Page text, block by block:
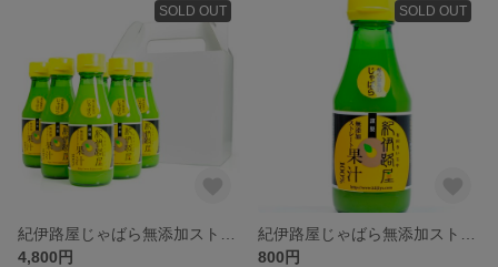
SOLD OUT
4,800円
SOLD OUT
800円